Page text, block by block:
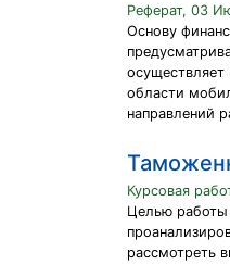
Реферат, 03
Основу
области
направлений
Курсовая
Целью работы
рассмотреть